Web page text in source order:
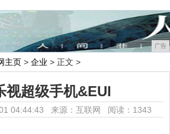
广告
主页 > 企业 > 正文 >
视超级手机&EUI
04:44:43 来源：互联网 阅读：1343